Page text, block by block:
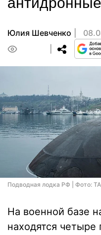
Юлия Шевченко
Подводная лодка РФ | Фото:
На военной базе
находятся